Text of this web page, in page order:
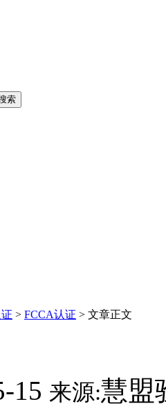
> FCCA认证 > 文章正文
15 来源:慧盟